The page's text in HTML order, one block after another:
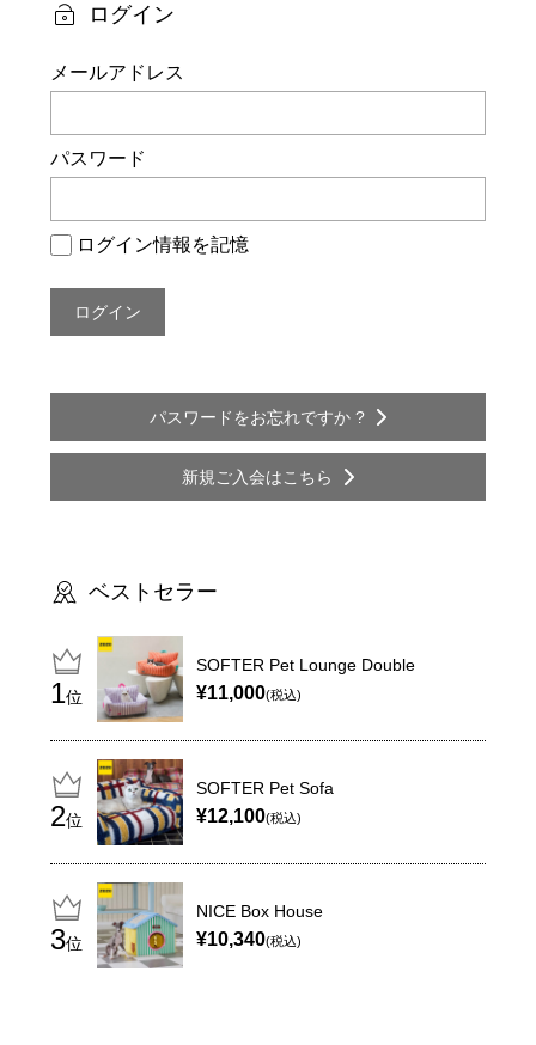
ー
シ
ョ
ン
ログイン
メールアドレス
パスワード
ログイン情報を記憶
パスワードをお忘れですか ?
新規ご入会はこちら
ベストセラー
位
SOFTER Pet Lounge Double
¥11,000(税込)
位
SOFTER Pet Sofa
¥12,100(税込)
位
NICE Box House
¥10,340(税込)